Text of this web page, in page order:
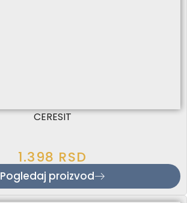
CERESIT
1.398 RSD
Pogledaj proizvod